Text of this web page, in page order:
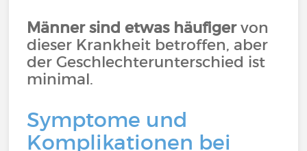
Männer sind etwas häufigervon
dieser Krankheit betroffen, aber
der Geschlechterunterschied ist
minimal.
Symptome und
Komplikationen bei